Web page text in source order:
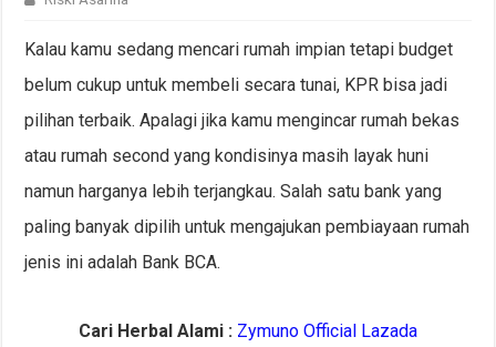
Kalau kamu sedang mencari rumah impian tetapi budget
belum cukup untuk membeli secara tunai, KPR bisa jadi
pilihan terbaik. Apalagi jika kamu mengincar rumah bekas
atau rumah second yang kondisinya masih layak huni
namun harganya lebih terjangkau. Salah satu bank yang
paling banyak dipilih untuk mengajukan pembiayaan rumah
jenis ini adalah Bank BCA.
Cari Herbal Alami : Zymuno Official Lazada